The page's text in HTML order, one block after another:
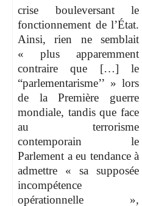
crise bouleversant le
fonctionnement de l’État.
Ainsi, rien ne semblait
« plus apparemment
contraire que […] le
“parlementarisme’’ » lors
de la Première guerre
mondiale, tandis que face
au terrorisme
contemporain le
Parlement a eu tendance à
admettre « sa supposée
incompétence
opérationnelle »,